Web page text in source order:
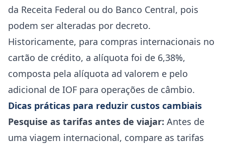
da Receita Federal ou do Banco Central, pois
podem ser alteradas por decreto.
Historicamente, para compras internacionais no
cartão de crédito, a alíquota foi de 6,38%,
composta pela alíquota ad valorem e pelo
adicional de IOF para operações de câmbio.
Dicas práticas para reduzir custos cambiais
Pesquise as tarifas antes de viajar: Antes de
uma viagem internacional, compare as tarifas